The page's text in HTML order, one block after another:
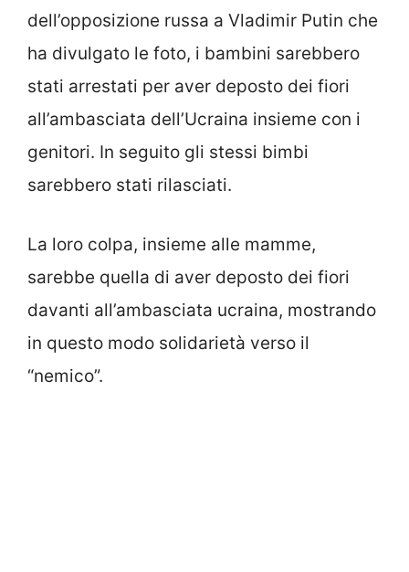
dell’opposizione russa a Vladimir Putin che
ha divulgato le foto, i bambini sarebbero
stati arrestati per aver deposto dei fiori
all’ambasciata dell’Ucraina insieme con i
genitori. In seguito gli stessi bimbi
sarebbero stati rilasciati.
La loro colpa, insieme alle mamme,
sarebbe quella di aver deposto dei fiori
davanti all’ambasciata ucraina, mostrando
in questo modo solidarietà verso il
“nemico”.